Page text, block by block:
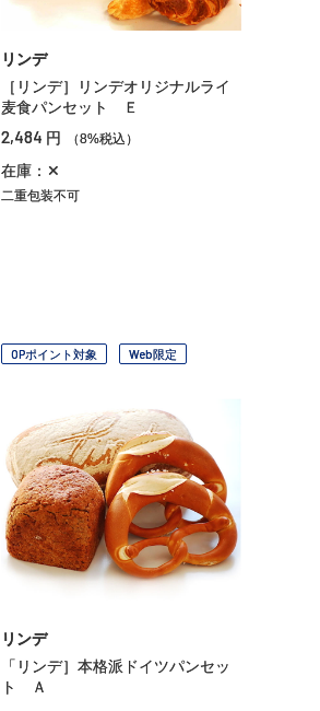
リンデ
［リンデ］リンデオリジナルライ
麦食パンセット Ｅ
2,484 円 （8%税込）
在庫：✕
二重包装不可
OPポイント対象 Web限定
リンデ
「リンデ］本格派ドイツパンセッ
ト Ａ